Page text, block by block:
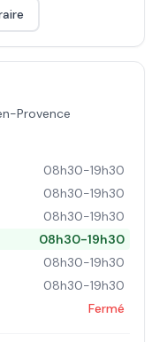
Provence
08h30-19h30
08h30-19h30
08h30-19h30
08h30-19h30
08h30-19h30
08h30-19h30
Fermé